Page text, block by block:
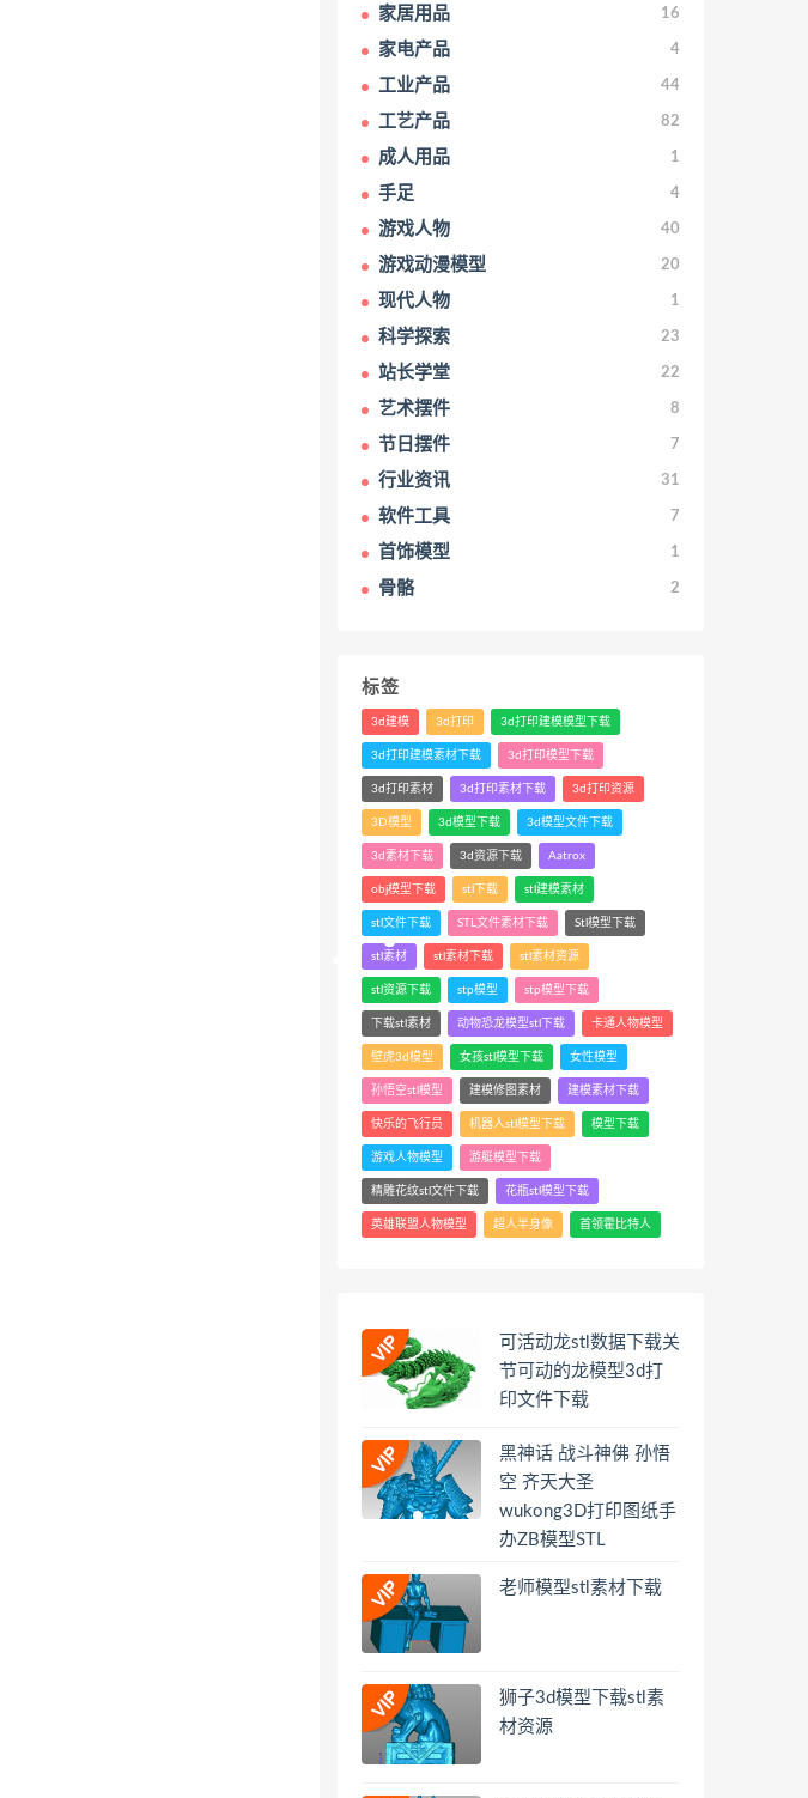
家居用品 16
家电产品 4
工业产品 44
工艺产品 82
成人用品 1
手足 4
游戏人物 40
游戏动漫模型 20
现代人物 1
科学探索 23
站长学堂 22
艺术摆件 8
节日摆件 7
行业资讯 31
软件工具 7
首饰模型 1
骨骼 2
标签
3d建模 3d打印 3d打印建模模型下载
3d打印建模素材下载 3d打印模型下载
3d打印素材 3d打印素材下载 3d打印资源
3D模型 3d模型下载 3d模型文件下载
3d素材下载 3d资源下载 Aatrox
obj模型下载 stl下载 stl建模素材
stl文件下载 STL文件素材下载 Stl模型下载
stl素材 stl素材下载 stl素材资源
stl资源下载 stp模型 stp模型下载
下载stl素材 动物恐龙模型stl下载 卡通人物模型
壁虎3d模型 女孩stl模型下载 女性模型
孙悟空stl模型 建模修图素材 建模素材下载
快乐的飞行员 机器人stl模型下载 模型下载
游戏人物模型 游艇模型下载
精雕花纹stl文件下载 花瓶stl模型下载
英雄联盟人物模型 超人半身像 首领霍比特人
可活动龙stl数据下载关
节可动的龙模型3d打
印文件下载
黑神话 战斗神佛 孙悟
空 齐天大圣
wukong3D打印图纸手
办ZB模型STL
老师模型stl素材下载
狮子3d模型下载stl素
材资源